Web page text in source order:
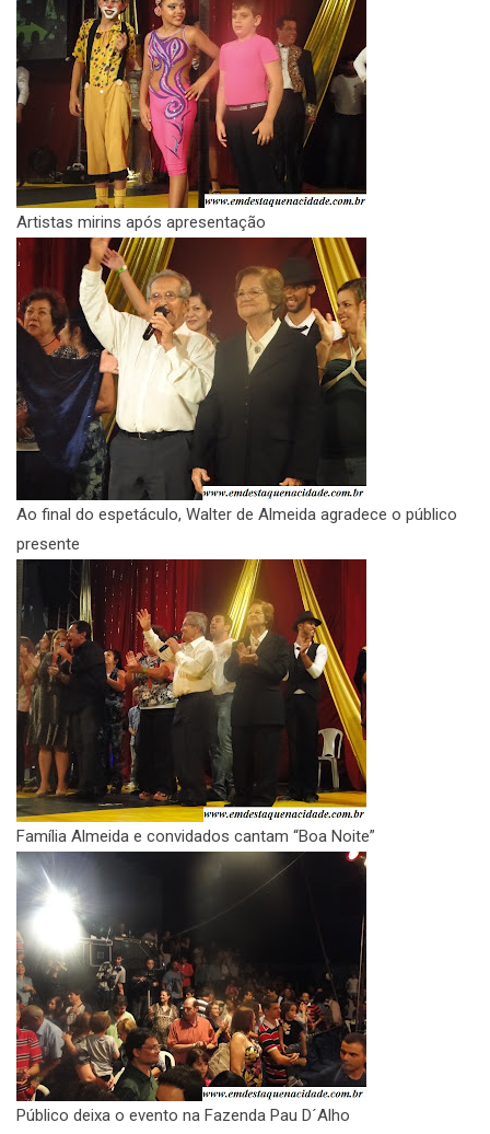
Artistas mirins após apresentação
Ao final do espetáculo, Walter de Almeida agradece o público
presente
Família Almeida e convidados cantam “Boa Noite”
Público deixa o evento na Fazenda Pau D´Alho